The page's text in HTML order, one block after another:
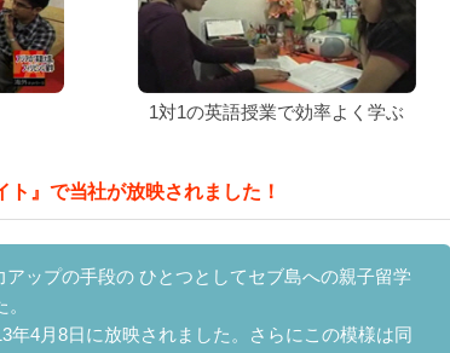
1対1の英語授業で効率よく学ぶ
』で当社が放映されました！
ップの手段の ひとつとしてセブ島への親子留学
4月8日に放映されました。さらにこの模様は同